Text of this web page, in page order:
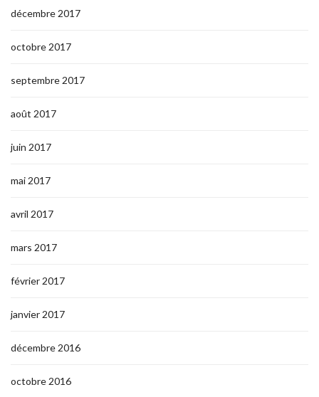
décembre 2017
octobre 2017
septembre 2017
août 2017
juin 2017
mai 2017
avril 2017
mars 2017
février 2017
janvier 2017
décembre 2016
octobre 2016